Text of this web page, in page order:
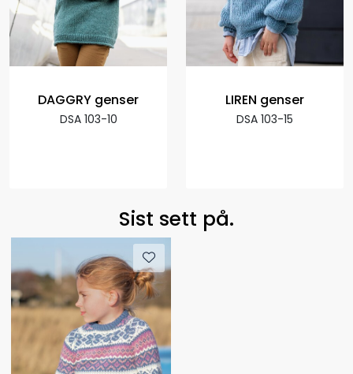
DAGGRY genser
DSA 103-10
LIREN genser
DSA 103-15
Sist sett på.